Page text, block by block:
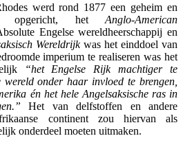
werd rond 1877 een geheim en
opgericht, het Anglo-American
Engelse wereldheerschappij en
Wereldrijkwas het einddoel van
imperium te realiseren was het
“het Engelse Rijk machtiger te
wereld onder haar invloed te brengen,
én het hele Angelsaksische ras in
Het van delfstoffen en andere
continent zou hiervan als
onderdeel moeten uitmaken.